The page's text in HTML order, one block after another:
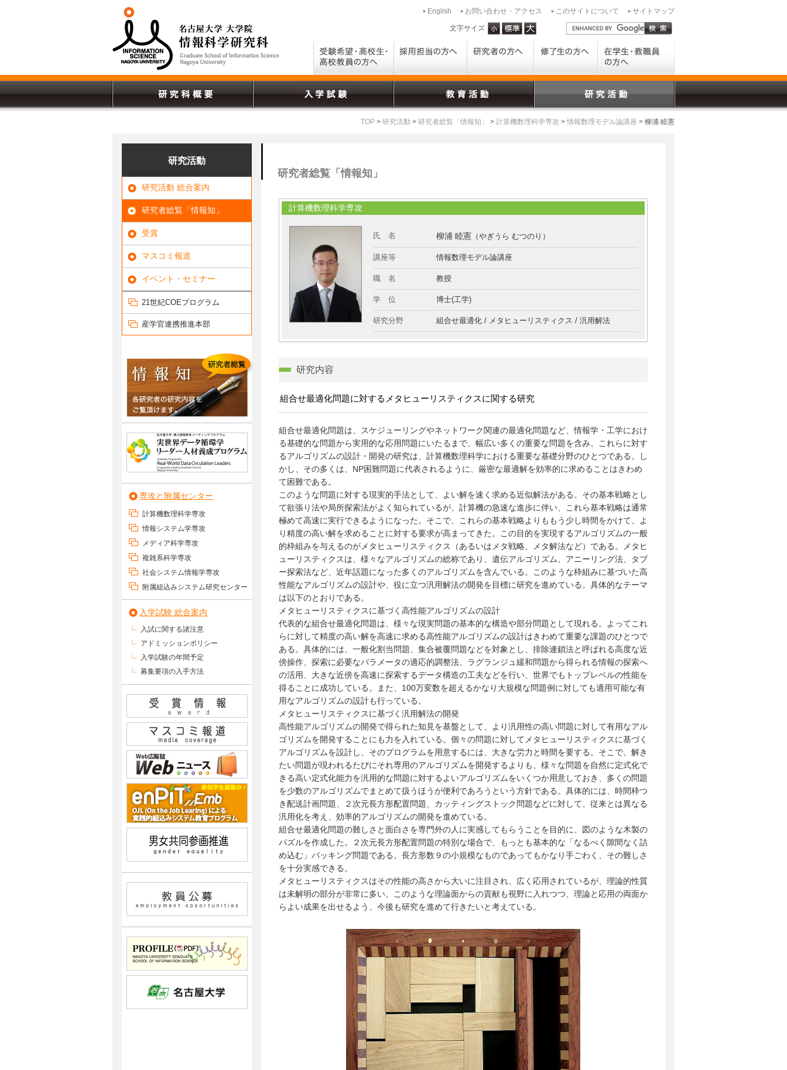
English お問い合わせ・アクセス このサイトについて サイトマップ
文字サイズ
TOP > 研究活動 > 研究者総覧「情報知」 > 計算機数理科学専攻 > 情報数理モデル論講座 > 柳浦 睦憲
研究活動
研究活動 総合案内
研究者総覧「情報知」
受賞
マスコミ報道
イベント・セミナー
21世紀COEプログラム
産学官連携推進本部
専攻と附属センター
計算機数理科学専攻
情報システム学専攻
メディア科学専攻
複雑系科学専攻
社会システム情報学専攻
附属組込みシステム研究センター
入学試験 総合案内
入試に関する諸注意
アドミッションポリシー
入学試験の年間予定
募集要項の入手方法
研究者総覧「情報知」
計算機数理科学専攻
氏 名 柳浦 睦憲 （やぎうら むつのり）
講座等 情報数理モデル論講座
職 名 教授
学 位 博士(工学)
研究分野 組合せ最適化 / メタヒューリスティクス / 汎用解法
研究内容
組合せ最適化問題に対するメタヒューリスティクスに関する研究
組合せ最適化問題は、スケジューリングやネットワーク関連の最適化問題など、情報学・工学におけ
る基礎的な問題から実用的な応用問題にいたるまで、幅広い多くの重要な問題を含み、これらに対す
るアルゴリズムの設計・開発の研究は、計算機数理科学における重要な基礎分野のひとつである。し
かし、その多くは、NP困難問題に代表されるように、厳密な最適解を効率的に求めることはきわめ
て困難である。
このような問題に対する現実的手法として、よい解を速く求める近似解法がある。その基本戦略とし
て欲張り法や局所探索法がよく知られているが、計算機の急速な進歩に伴い、これら基本戦略は通常
極めて高速に実行できるようになった。そこで、これらの基本戦略よりももう少し時間をかけて、よ
り精度の高い解を求めることに対する要求が高まってきた。この目的を実現するアルゴリズムの一般
的枠組みを与えるのがメタヒューリスティクス（あるいはメタ戦略、メタ解法など）である。メタヒ
ューリスティクスは、様々なアルゴリズムの総称であり、遺伝アルゴリズム、アニーリング法、タブ
ー探索法など、近年話題になった多くのアルゴリズムを含んでいる。このような枠組みに基づいた高
性能なアルゴリズムの設計や、役に立つ汎用解法の開発を目標に研究を進めている。具体的なテーマ
は以下のとおりである。
メタヒューリスティクスに基づく高性能アルゴリズムの設計
代表的な組合せ最適化問題は、様々な現実問題の基本的な構造や部分問題として現れる。よってこれ
らに対して精度の高い解を高速に求める高性能アルゴリズムの設計はきわめて重要な課題のひとつで
ある。具体的には、一般化割当問題、集合被覆問題などを対象とし、排除連鎖法と呼ばれる高度な近
傍操作、探索に必要なパラメータの適応的調整法、ラグランジュ緩和問題から得られる情報の探索へ
の活用、大きな近傍を高速に探索するデータ構造の工夫などを行い、世界でもトップレベルの性能を
得ることに成功している。また、100万変数を超えるかなり大規模な問題例に対しても適用可能な有
用なアルゴリズムの設計も行っている。
メタヒューリスティクスに基づく汎用解法の開発
高性能アルゴリズムの開発で得られた知見を基盤として、より汎用性の高い問題に対して有用なアル
ゴリズムを開発することにも力を入れている。個々の問題に対してメタヒューリスティクスに基づく
アルゴリズムを設計し、そのプログラムを用意するには、大きな労力と時間を要する。そこで、解き
たい問題が現われるたびにそれ専用のアルゴリズムを開発するよりも、様々な問題を自然に定式化で
きる高い定式化能力を汎用的な問題に対するよいアルゴリズムをいくつか用意しておき、多くの問題
を少数のアルゴリズムでまとめて扱うほうが便利であろうという方針である。具体的には、時間枠つ
き配送計画問題、２次元長方形配置問題、カッティングストック問題などに対して、従来とは異なる
汎用化を考え、効率的アルゴリズムの開発を進めている。
組合せ最適化問題の難しさと面白さを専門外の人に実感してもらうことを目的に、図のような木製の
パズルを作成した。２次元長方形配置問題の特別な場合で、もっとも基本的な「なるべく隙間なく詰
め込む」パッキング問題である。長方形数９の小規模なものであってもかなり手ごわく、その難しさ
を十分実感できる。
メタヒューリスティクスはその性能の高さから大いに注目され、広く応用されているが、理論的性質
は未解明の部分が非常に多い。このような理論面からの貢献も視野に入れつつ、理論と応用の両面か
らよい成果を出せるよう、今後も研究を進めて行きたいと考えている。